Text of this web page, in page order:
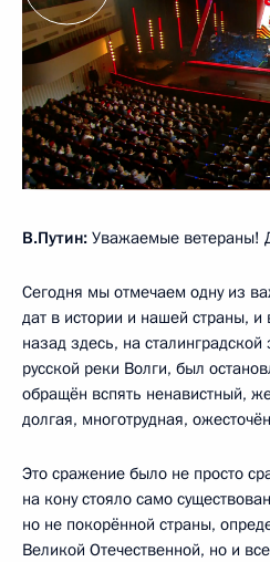
В.Путин: Уважаемые ветераны!
Сегодня мы отмечаем одну из
дат в истории и нашей страны,
назад здесь, на
русской реки Волги, был
обращён вспять ненавистный,
долгая, многотрудная,
Это сражение было не просто
на кону стояло само
но не покорённой страны,
Великой Отечественной, но и